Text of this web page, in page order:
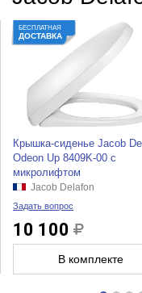
БЕСПЛАТНАЯ
ДОСТАВКА
Крышка-сиденье Jacob
Odeon Up 8409K-00 с
микролифтом
Jacob Delafon
Задать вопрос
10 100
В комплекте